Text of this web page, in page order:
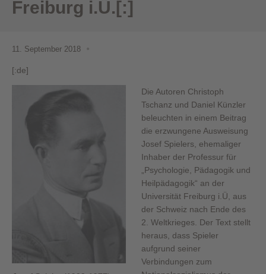
Freiburg i.Ü.[:]
11. September 2018
[:de]
Die Autoren Christoph
Tschanz und Daniel Künzler
beleuchten in einem Beitrag
die erzwungene Ausweisung
Josef Spielers, ehemaliger
Inhaber der Professur für
„Psychologie, Pädagogik und
Heilpädagogik“ an der
Universität Freiburg i.Ü, aus
der Schweiz nach Ende des
2. Weltkrieges. Der Text stellt
heraus, dass Spieler
aufgrund seiner
Verbindungen zum